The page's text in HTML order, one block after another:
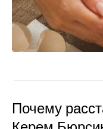
Почему